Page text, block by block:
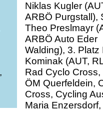
Walding), 3. Platz
Kominak (AUT,
Rad Cyclo Cross,
ÖM Querfeldein,
Cross, Cycling
Maria